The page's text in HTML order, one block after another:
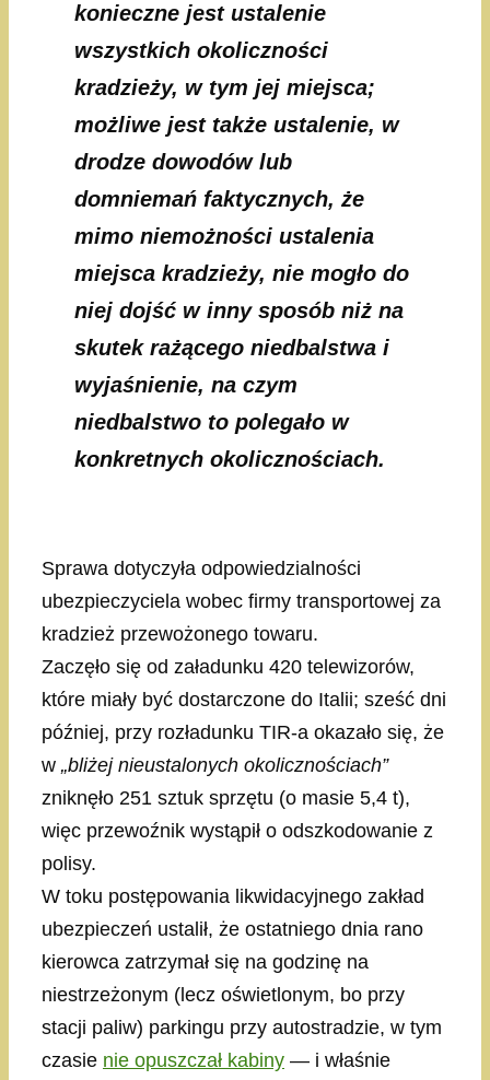
konieczne jest ustalenie
wszystkich okoliczności
kradzieży, w tym jej miejsca;
możliwe jest także ustalenie, w
drodze dowodów lub
domniemań faktycznych, że
mimo niemożności ustalenia
miejsca kradzieży, nie mogło do
niej dojść w inny sposób niż na
skutek rażącego niedbalstwa i
wyjaśnienie, na czym
niedbalstwo to polegało w
konkretnych okolicznościach.
Sprawa dotyczyła odpowiedzialności
ubezpieczyciela wobec firmy transportowej za
kradzież przewożonego towaru.
Zaczęło się od załadunku 420 telewizorów,
które miały być dostarczone do Italii; sześć dni
później, przy rozładunku TIR-a okazało się, że
w „bliżej nieustalonych okolicznościach”
zniknęło 251 sztuk sprzętu (o masie 5,4 t),
więc przewoźnik wystąpił o odszkodowanie z
polisy.
W toku postępowania likwidacyjnego zakład
ubezpieczeń ustalił, że ostatniego dnia rano
kierowca zatrzymał się na godzinę na
niestrzeżonym (lecz oświetlonym, bo przy
stacji paliw) parkingu przy autostradzie, w tym
czasie nie opuszczał kabiny — i właśnie